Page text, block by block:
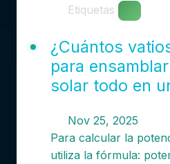
Etiquetas
¿Cuántos
para
solar todo en
Nov 25, 2025
Para calcular la
utiliza la fórmula: